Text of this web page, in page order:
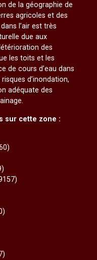
de la géographie de
agricoles et des
l’air est très
due aux
des
les toits et les
de cours d’eau dans
d’inondation,
adéquate des
sur cette zone :